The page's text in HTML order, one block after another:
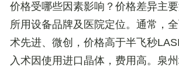
价格受哪些因素影响？ 价格差异主要
所用设备品牌及医院定位。通常，
术先进、微创，价格高于半飞秒
入术因使用进口晶体，费用高。泉